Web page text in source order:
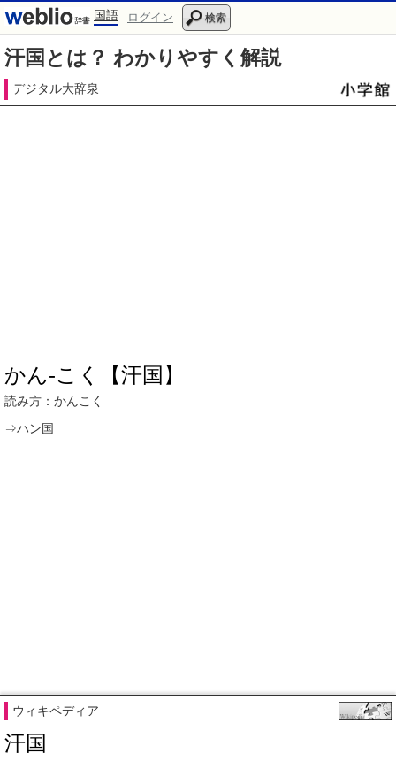
国語 ログイン 検索
汗国とは？ わかりやすく解説
デジタル大辞泉
かん‐こく【汗国】
読み方：かんこく
⇒ハン国
ウィキペディア
汗国